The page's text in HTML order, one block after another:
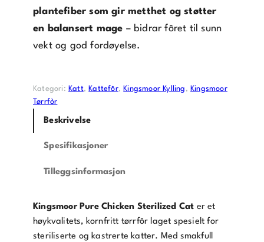
plantefiber som gir metthet og støtter
en balansert mage – bidrar fôret til sunn
vekt og god fordøyelse.
Kategori: Katt, Kattefôr, Kingsmoor Kylling , Kingsmoor
Tørrfòr
Beskrivelse
Spesifikasjoner
Tilleggsinformasjon
Kingsmoor Pure Chicken Sterilized Cat er et
høykvalitets, kornfritt tørrfôr laget spesielt for
steriliserte og kastrerte katter. Med smakfull